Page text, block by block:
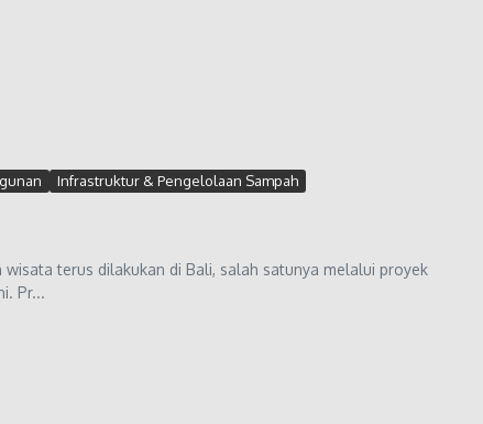
Infrastruktur & Pengelolaan Sampah
terus dilakukan di Bali, salah satunya melalui proyek
Pr...